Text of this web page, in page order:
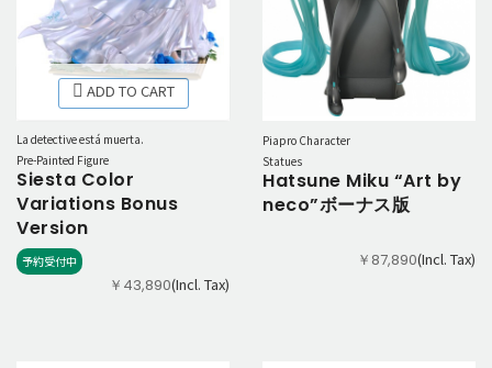
ADD TO CART
La detective está muerta.
Pre-Painted Figure
Siesta Color
Variations Bonus
Version
予約受付中
￥43,890(Incl. Tax)
Piapro Character
Statues
Hatsune Miku “Art by
neco”ボーナス版
￥87,890(Incl. Tax)